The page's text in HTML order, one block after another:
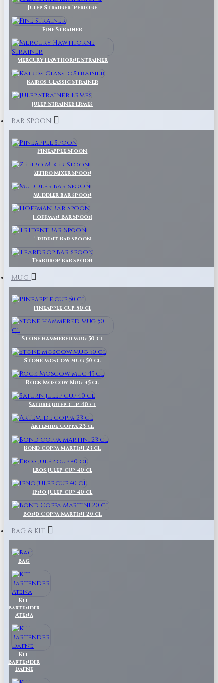
Julep Strainer Iperione
Fine Strainer
Mercury Hawthorne Strainer
Kairos Classic Strainer
Julep Strainer Ermes
BAR SPOON
Pineapple Spoon
Zefiro Mixer Spoon
Muddler bar spoon
Hoffman Bar Spoon
Trident Bar Spoon
Teardrop bar spoon
MUG
Pineapple cup 50 cl
Stone hammered mug 50 cl
Stone moscow mug 50 cl
Rock Moscow Mug 45 cl
Saturn julep cup 40 cl
Artemide coppa 23 cl
Bond coppa martini 23 cl
Eros julep cup 40 cl
Ipno julep cup 40 cl
Bond Coppa Martini 20 cl
BAG & KIT
Bag
Kit
Bartender
Atena
Kit
Bartender
Dafne